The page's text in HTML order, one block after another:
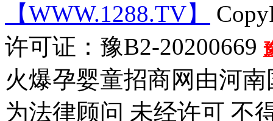
【WWW.1288.TV】
许可证：豫B2-20200669
火爆孕婴童招商网由河
为法律顾问 未经许可 不